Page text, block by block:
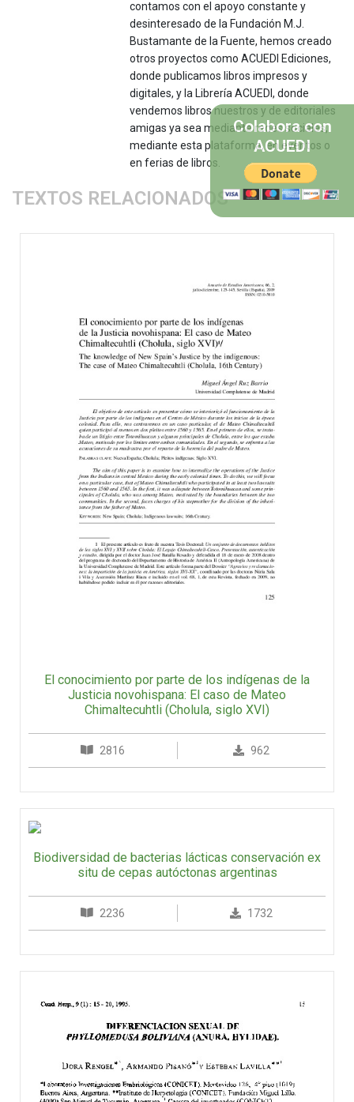
contamos con el apoyo constante y
desinteresado de la Fundación M.J.
Bustamante de la Fuente, hemos creado
otros proyectos como ACUEDI Ediciones,
donde publicamos libros impresos y
digitales, y la Librería ACUEDI, donde
vendemos libros nuestros y de editoriales
amigas ya sea mediante redes sociales,
mediante esta plataforma, en eventos o
en ferias de libros.
TEXTOS RELACIONADOS
El conocimiento por parte de los indígenas de la
Justicia novohispana: El caso de Mateo
Chimaltecuhtli (Cholula, siglo XVI)
2816 962
Biodiversidad de bacterias lácticas conservación ex
situ de cepas autóctonas argentinas
2236 1732
Colabora con
ACUEDI